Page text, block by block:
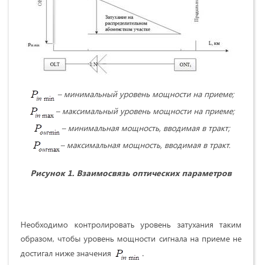
­­– минимальный уровень мощности на приеме;
­­– максимальный уровень мощности на приеме;
– минимальная мощность, вводимая в тракт;
– максимальная мощность, вводимая в тракт.
Рисунок 1. Взаимосвязь оптических параметров
Необходимо контролировать уровень затухания таким
образом, чтобы уровень мощности сигнала на приеме не
достигал ниже значения
.